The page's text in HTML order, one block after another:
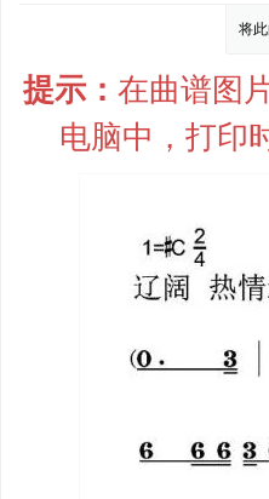
将
提示： 在曲谱图
电脑中，打印